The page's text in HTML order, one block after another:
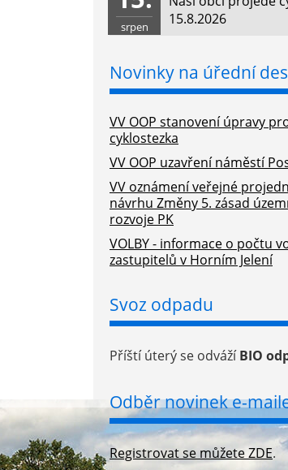
15.8.2026
srpen
Novinky na úřední
VV OOP stanovení úpravy
cyklostezka
VV OOP uzavření náměstí
VV oznámení veřejné
návrhu Změny 5. zásad
rozvoje PK
VOLBY - informace o počtu
zastupitelů v Horním Jelení
Svoz odpadu
Příští úterý se odvážíBIO
Odběr novinek e-
Registrovat se můžete ZDE.